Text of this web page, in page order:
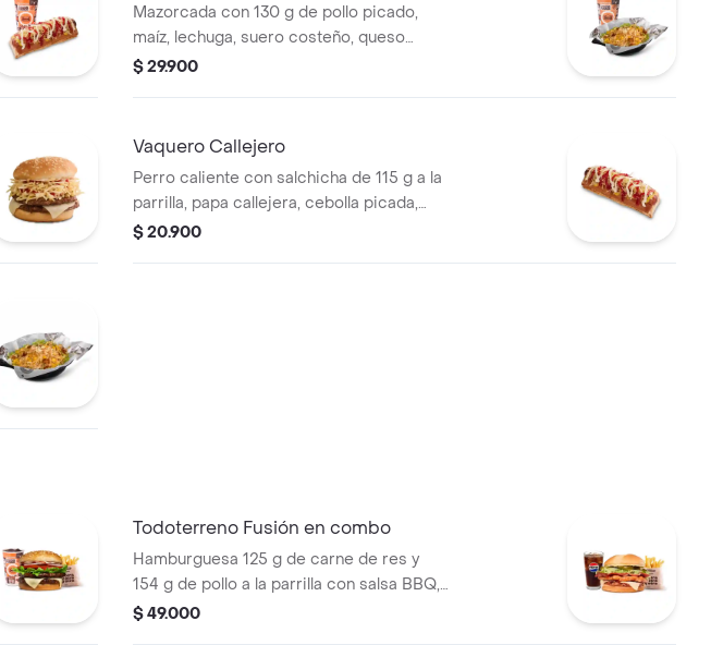
Mazorcada con 130 g de pollo picado,
maíz, lechuga, suero costeño, queso
costeño, salsa BBQ, salsa Corral, salsa
$ 29.900
Vaquero Callejero
Perro caliente con salchicha de 115 g a la
parrilla, papa callejera, cebolla picada,
salsa blanca, salsa de tomate y mostaza
$ 20.900
Todoterreno Fusión en combo
Hamburguesa 125 g de carne de res y
154 g de pollo a la parrilla con salsa BBQ,
tocineta, queso mozzarella, pepinillos,
$ 49.000